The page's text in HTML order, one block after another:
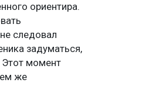
ориентира.
следовал
задуматься,
Этот момент
же